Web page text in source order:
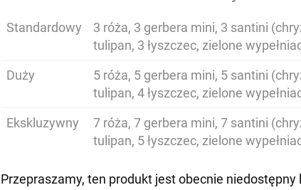
Standardowy
3 róża, 3 gerbera mini, 3 santini
tulipan, 3 łyszczec, zielone
Duży
5 róża, 5 gerbera mini, 5 santini
tulipan, 4 łyszczec, zielone
Ekskluzywny
7 róża, 7 gerbera mini, 7 santini
tulipan, 5 łyszczec, zielone
Przepraszamy, ten produkt jest obecnie niedostępny